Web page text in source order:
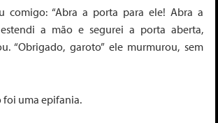
comigo: “Abra a porta para ele! Abra a
a mão e segurei a porta aberta,
“Obrigado, garoto” ele murmurou, sem
uma epifania.